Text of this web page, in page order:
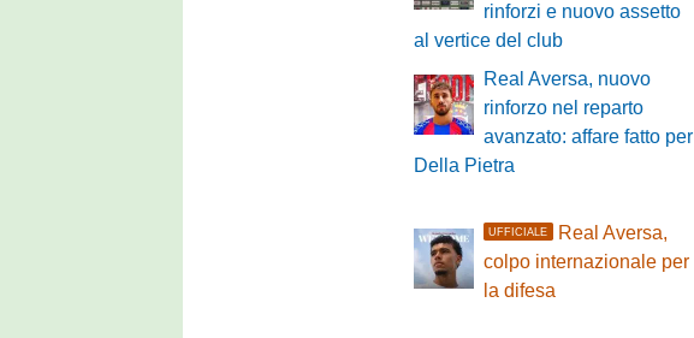
rinforzi e nuovo assetto
al vertice del club
Real Aversa, nuovo
rinforzo nel reparto
avanzato: affare fatto per
Della Pietra
UFFICIALE
Real Aversa,
colpo internazionale per
la difesa